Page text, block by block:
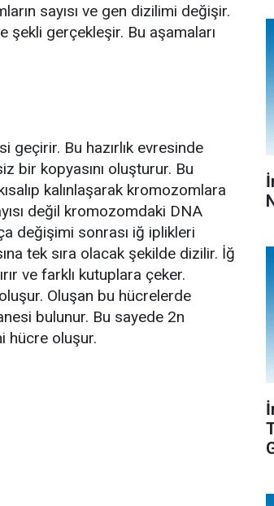
sayısı ve gen dizilimi değişir.
şekli gerçekleşir. Bu aşamaları
geçirir. Bu hazırlık evresinde
bir kopyasını oluşturur. Bu
kalınlaşarak kromozomlara
değil kromozomdaki DNA
değişimi sonrası iğ iplikleri
tek sıra olacak şekilde dizilir. İğ
ve farklı kutuplara çeker.
Oluşan bu hücrelerde
bulunur. Bu sayede 2n
hücre oluşur.